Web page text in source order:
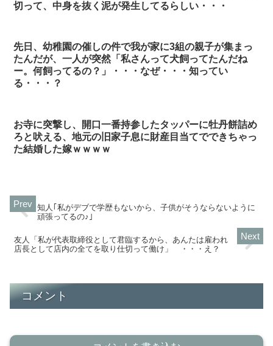
切って、中身を抜く泥が発生してるらしい・・・
先日、幼稚園の催しの件で我が家に3組の親子が集まっ
たんだが、一人が突然「私さんって犬飼ってたんだね
ー。何飼ってるの？」・・・なぜ・・・知ってい
る・・・？
お寺に突撃し、開口一番持参したタッパーに牡丹餅詰め
ろと吠える、地元の旧家子息に財産目当てでできちゃっ
た結婚した嫁ｗｗｗｗ
知人｢私がデブで学歴もないから、子供がそうならないように
頑張ってるの♪｣
友人「私が代表取締役として君臨するから、あんたは雇われ
店長として店内の全てを取り仕切って働け」 ・・・え？
コメント